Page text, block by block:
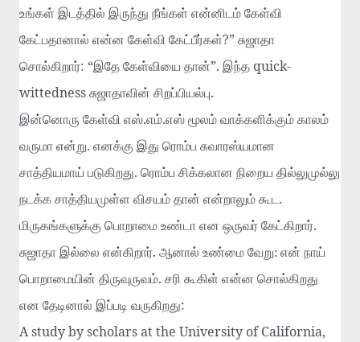
உங்கள் இடத்தில் இருந்து நீங்கள் என்னிடம் கேள்வி
கேட்பதானால் என்ன கேள்வி கேட்பீர்கள்?” சுஜாதா
சொல்கிறார்: “இதே கேள்வியை தான்”. இந்த quick-
wittedness சுஜாதாவின் சிறப்பியல்பு.
இன்னொரு கேள்வி எஸ்.எம்.எஸ் மூலம் வாக்களிக்கும் காலம்
வருமா என்று. எனக்கு இது ரொம்ப சுவாரஸ்யமான
சாத்தியமாய் படுகிறது. ரொம்ப சிக்கலான நிறைய தில்லுமுல்லு
நடக்க சாத்தியமுள்ள விசயம் தான் என்றாலும் கூட .
மிருகங்களுக்கு பொறாமை உண்டா என ஒருவர் கேட்கிறார்.
சுஜாதா இல்லை என்கிறார். ஆனால் உண்மை வேறு: என் நாய்
பொறாமையின் திருவுருவம். சரி கூகிள் என்ன சொல்கிறது
என தேடினால் இப்படி வருகிறது:
A study by scholars at the University of California,